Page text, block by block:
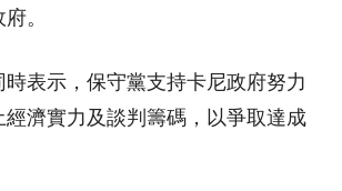
。
表示，保守黨支持卡尼政府努力
濟實力及談判籌碼，以爭取達成